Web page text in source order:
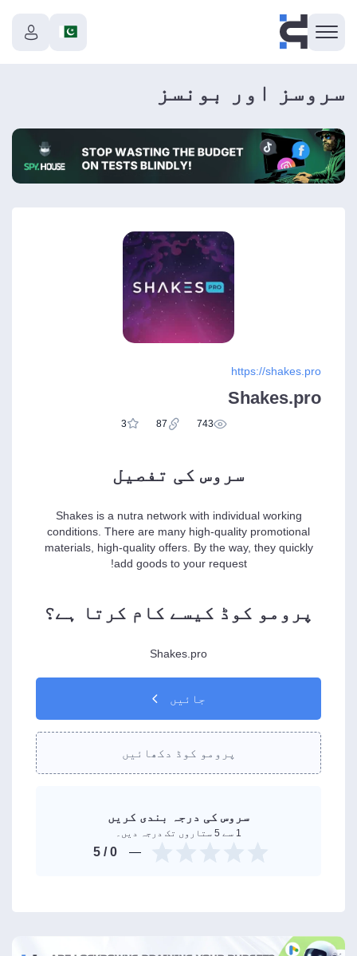
سروسز اور بونسز
https://shakes.pro
Shakes.pro
743
87
3
سروس کی تفصیل
Shakes is a nutra network with individual working
conditions. There are many high-quality promotional
materials, high-quality offers. By the way, they quickly
add goods to your request!
پرومو کوڈ کیسے کام کرتا ہے؟
Shakes.pro
جائیں
پرومو کوڈ دکھائیں
سروس کی درجہ بندی کریں
1 سے 5 ستاروں تک درجہ دیں۔
0
/ 5